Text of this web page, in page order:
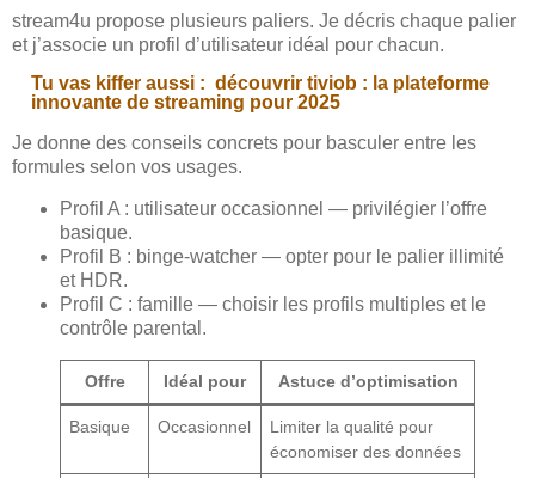
stream4u propose plusieurs paliers. Je décris chaque palier
et j’associe un profil d’utilisateur idéal pour chacun.
Tu vas kiffer aussi : découvrir tiviob : la plateforme
innovante de streaming pour 2025
Je donne des conseils concrets pour basculer entre les
formules selon vos usages.
Profil A : utilisateur occasionnel — privilégier l’offre
basique.
Profil B : binge-watcher — opter pour le palier illimité
et HDR.
Profil C : famille — choisir les profils multiples et le
contrôle parental.
Offre Idéal pour Astuce d’optimisation
Basique Occasionnel
Limiter la qualité pour
économiser des données